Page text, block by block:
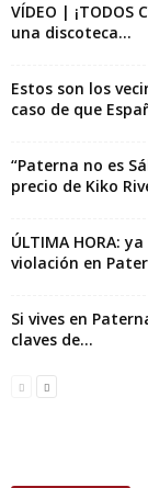
VÍDEO |
una discoteca...
Estos son los
caso de que
“Paterna no es
precio de Kiko
ÚLTIMA HORA:
violación en
Si vives en
claves de...